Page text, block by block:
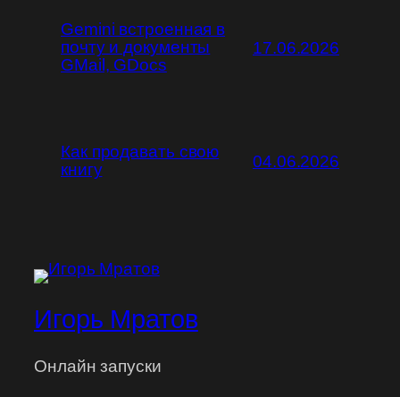
Gemini встроенная в
почту и документы
GMail, GDocs
17.06.2026
Как продавать свою
книгу
04.06.2026
Игорь Мратов
Онлайн запуски